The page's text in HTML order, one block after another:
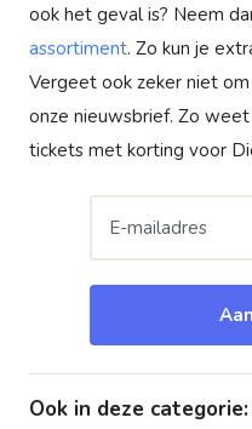
ook het geval is? Neem
assortiment. Zo kun je
Vergeet ook zeker niet
onze nieuwsbrief. Zo
tickets met korting voor
Ook in deze categorie: